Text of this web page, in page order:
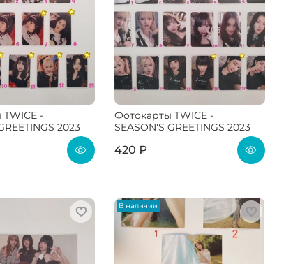
-
2023
Фотокарты TWICE -
SEASON'S GREETINGS 2023
420 ₽
В наличии